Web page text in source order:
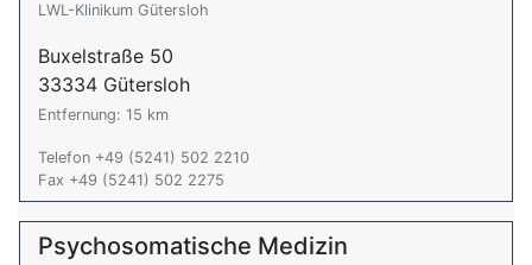
LWL-Klinikum Gütersloh
Buxelstraße 50
33334 Gütersloh
Entfernung: 15 km
Telefon +49 (5241) 502 2210
Fax +49 (5241) 502 2275
Psychosomatische Medizin